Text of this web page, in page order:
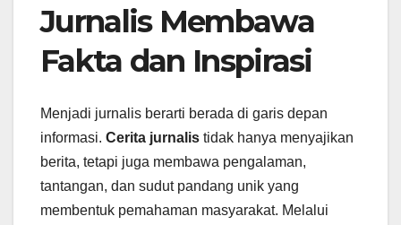
Jurnalis Membawa
Fakta dan Inspirasi
Menjadi jurnalis berarti berada di garis depan
informasi. Cerita jurnalis tidak hanya menyajikan
berita, tetapi juga membawa pengalaman,
tantangan, dan sudut pandang unik yang
membentuk pemahaman masyarakat. Melalui